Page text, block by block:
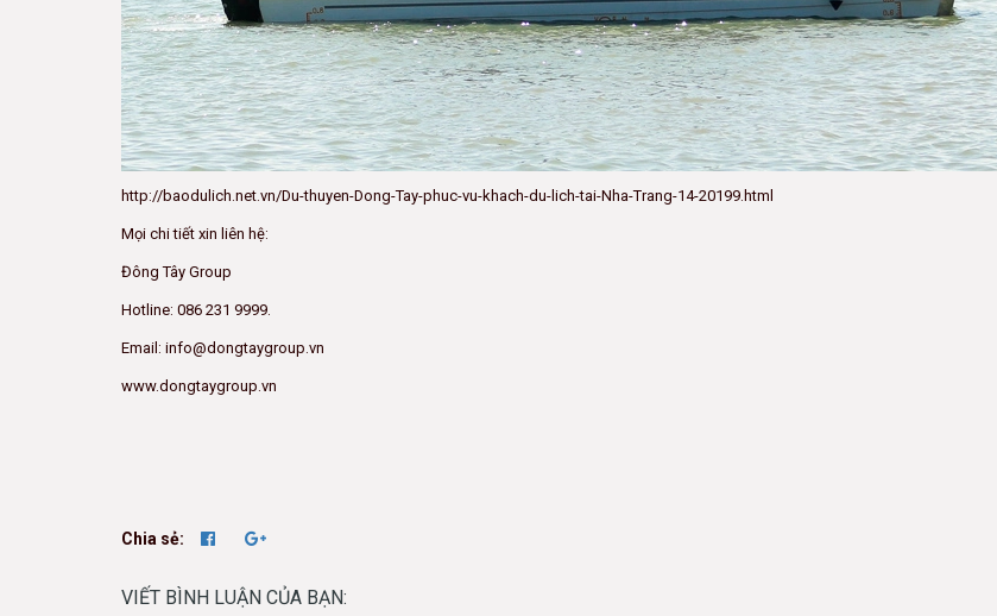
http://baodulich.net.vn/Du-thuyen-Dong-Tay-phuc-vu-khach-du-lich-tai-Nha-Trang-14-20199.html
Mọi chi tiết xin liên hệ:
Đông Tây Group
Hotline: 086 231 9999.
Email: info@dongtaygroup.vn
www.dongtaygroup.vn
Chia sẻ:
VIẾT BÌNH LUẬN CỦA BẠN: